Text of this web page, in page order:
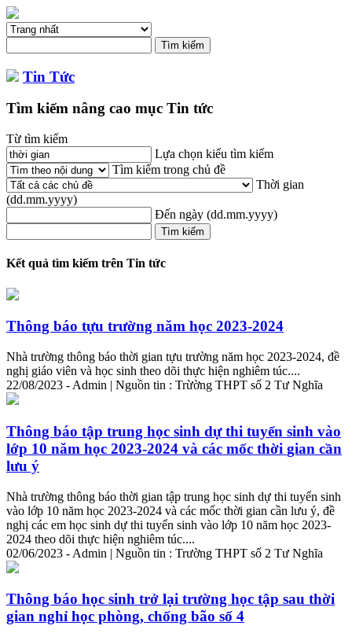
Tin Tức
Tìm kiếm nâng cao mục Tin tức
Từ tìm kiếm
Lựa chọn kiểu tìm kiếm
Tìm kiếm trong chủ đề
Thời gian
(dd.mm.yyyy)
Đến ngày (dd.mm.yyyy)
Kết quả tìm kiếm trên Tin tức
Thông báo tựu trường năm học 2023-2024
Nhà trường thông báo thời gian tựu trường năm học 2023-2024, đề
nghị giáo viên và học sinh theo dõi thực hiện nghiêm túc....
22/08/2023 - Admin | Nguồn tin : Trừờng THPT số 2 Tư Nghĩa
Thông báo tập trung học sinh dự thi tuyển sinh vào
lớp 10 năm học 2023-2024 và các mốc thời gian cần
lưu ý
Nhà trường thông báo thời gian tập trung học sinh dự thi tuyển sinh
vào lớp 10 năm học 2023-2024 và các mốc thời gian cần lưu ý, đề
nghị các em học sinh dự thi tuyển sinh vào lớp 10 năm học 2023-
2024 theo dõi thực hiện nghiêm túc....
02/06/2023 - Admin | Nguồn tin : Trường THPT số 2 Tư Nghĩa
Thông báo học sinh trở lại trường học tập sau thời
gian nghỉ học phòng, chống bão số 4